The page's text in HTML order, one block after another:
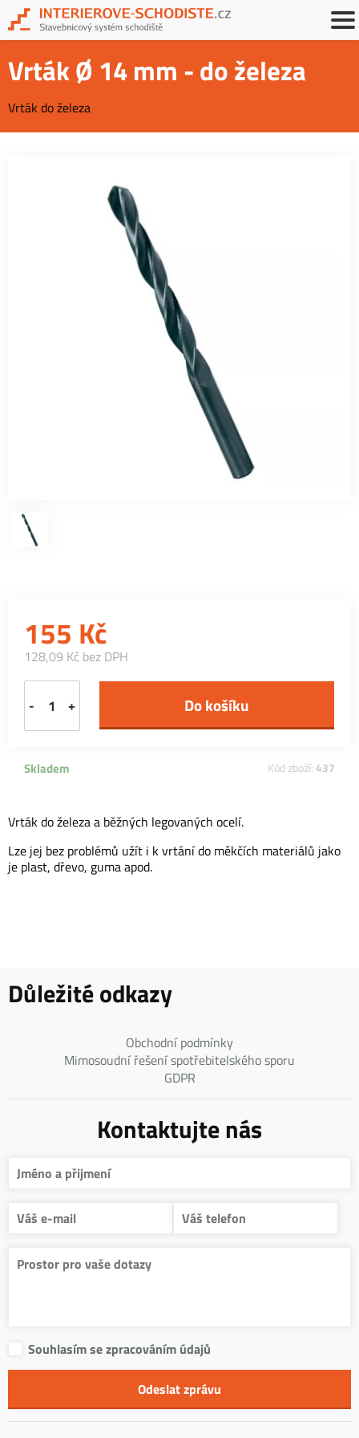
Vrták Ø 14 mm - do železa
Vrták do železa
155 Kč
128,09 Kč bez DPH
- +
Skladem Kód zboží: 437
Vrták do železa a běžných legovaných ocelí.
Lze jej bez problémů užít i k vrtání do měkčích materiálů jako
je plast, dřevo, guma apod.
Důležité odkazy
Obchodní podmínky
Mimosoudní řešení spotřebitelského sporu
GDPR
Kontaktujte nás
Souhlasím se zpracováním údajů